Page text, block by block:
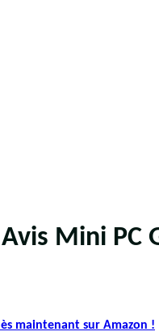
Mini PC
maintenant sur Amazon !